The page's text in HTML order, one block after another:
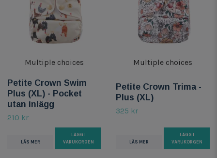
Multiple choices
Petite Crown Swim
Plus (XL) - Pocket
utan inlägg
210 kr
LÄS MER
LÄGG I
VARUKORGEN
Multiple choices
Petite Crown Trima -
Plus (XL)
325 kr
LÄS MER
LÄGG I
VARUKORGEN